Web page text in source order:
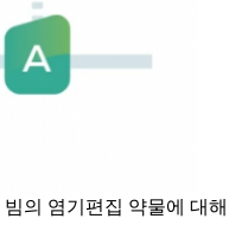
의 염기편집 약물에 대